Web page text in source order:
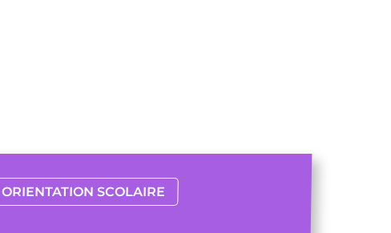
ORIENTATION SCOLAIRE